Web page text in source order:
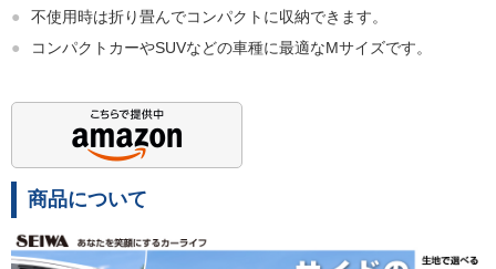
●
不使用時は折り畳んでコンパクトに収納できます。
●
コンパクトカーやSUVなどの車種に最適なMサイズです。
商品について